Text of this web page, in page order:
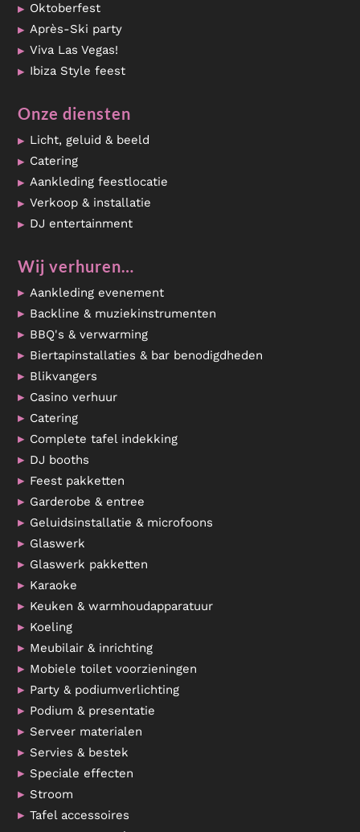
Oktoberfest
Après-Ski party
Viva Las Vegas!
Ibiza Style feest
Onze diensten
Licht, geluid & beeld
Catering
Aankleding feestlocatie
Verkoop & installatie
DJ entertainment
Wij verhuren…
Aankleding evenement
Backline & muziekinstrumenten
BBQ's & verwarming
Biertapinstallaties & bar benodigdheden
Blikvangers
Casino verhuur
Catering
Complete tafel indekking
DJ booths
Feest pakketten
Garderobe & entree
Geluidsinstallatie & microfoons
Glaswerk
Glaswerk pakketten
Karaoke
Keuken & warmhoudapparatuur
Koeling
Meubilair & inrichting
Mobiele toilet voorzieningen
Party & podiumverlichting
Podium & presentatie
Serveer materialen
Servies & bestek
Speciale effecten
Stroom
Tafel accessoires